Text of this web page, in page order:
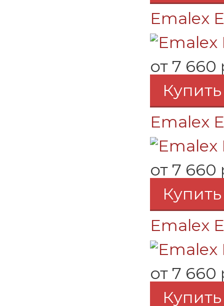
Emalex
от 7 660
Купить
Emalex
от 7 660
Купить
Emalex
от 7 660
Купить